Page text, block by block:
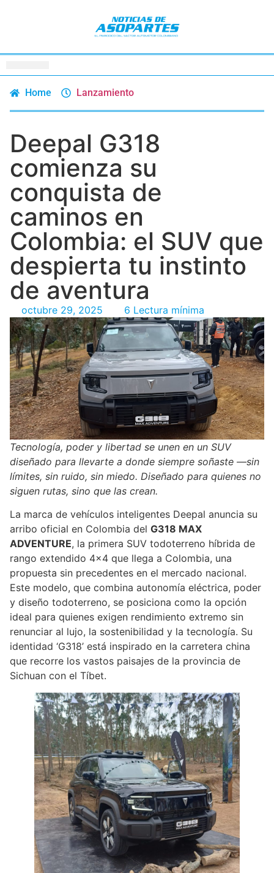
Home Lanzamiento
Deepal G318
comienza su
conquista de
caminos en
Colombia: el SUV que
despierta tu instinto
de aventura
octubre 29, 2025 6 Lectura mínima
Tecnología, poder y libertad se unen en un SUV
diseñado para llevarte a donde siempre soñaste —sin
límites, sin ruido, sin miedo. Diseñado para quienes no
siguen rutas, sino que las crean.
La marca de vehículos inteligentes Deepal anuncia su
arribo oficial en Colombia del G318 MAX
ADVENTURE, la primera SUV todoterreno híbrida de
rango extendido 4×4 que llega a Colombia, una
propuesta sin precedentes en el mercado nacional.
Este modelo, que combina autonomía eléctrica, poder
y diseño todoterreno, se posiciona como la opción
ideal para quienes exigen rendimiento extremo sin
renunciar al lujo, la sostenibilidad y la tecnología. Su
identidad ‘G318’ está inspirado en la carretera china
que recorre los vastos paisajes de la provincia de
Sichuan con el Tíbet.